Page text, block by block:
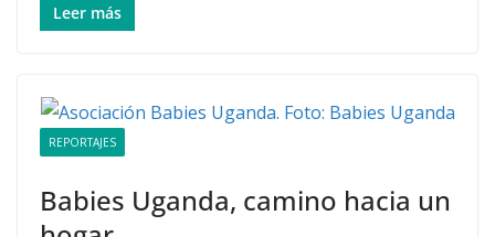
Leer más
REPORTAJES
Babies Uganda, camino hacia un